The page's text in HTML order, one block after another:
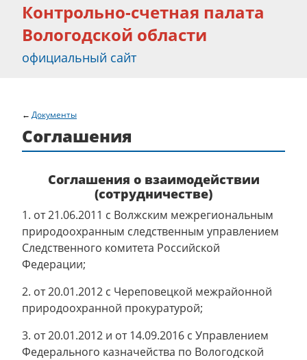
Контрольно-счетная палата
Вологодской области
официальный сайт
Документы
Соглашения
Соглашения о взаимодействии
(сотрудничестве)
1. от 21.06.2011 с Волжским межрегиональным
природоохранным следственным управлением
Следственного комитета Российской
Федерации;
2. от 20.01.2012 с Череповецкой межрайонной
природоохранной прокуратурой;
3. от 20.01.2012 и от 14.09.2016 с Управлением
Федерального казначейства по Вологодской